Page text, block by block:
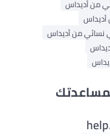
من أديداس
نسائي من أديداس